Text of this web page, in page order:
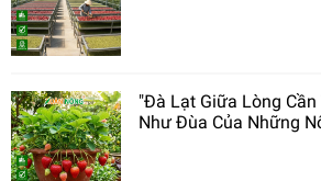
"Đà Lạt Giữa Lòng
Như Đùa Của Những